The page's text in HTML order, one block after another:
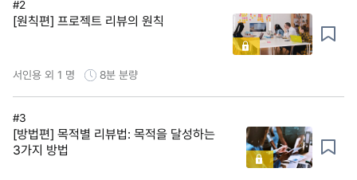
#2
[원칙편] 프로젝트 리뷰의 원칙
서인용 외 1 명 8분 분량
#3
[방법편] 목적별 리뷰법: 목적을 달성하는
3가지 방법